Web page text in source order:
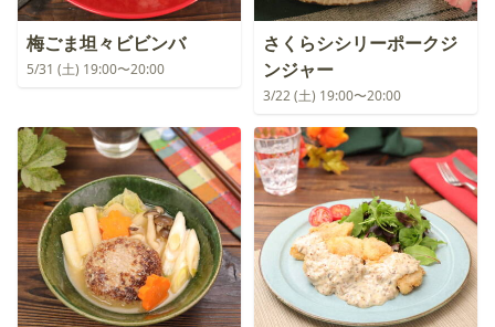
梅ごま坦々ビビンバ
5/31 (土) 19:00〜20:00
さくらシシリーポークジ
ンジャー
3/22 (土) 19:00〜20:00